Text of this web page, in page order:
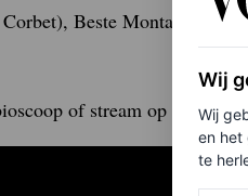
Beste Montage,
of stream op Apple
Wij
Wij
en het
te